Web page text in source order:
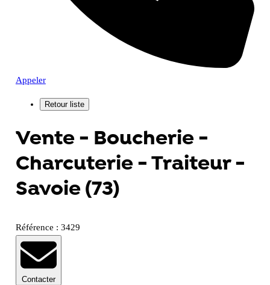
Appeler
Vente - Boucherie -
Charcuterie - Traiteur -
Savoie (73)
Référence : 3429
Contacter